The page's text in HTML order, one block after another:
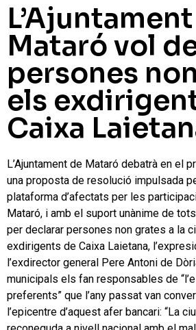
Mataró vol
persones
els
Caixa
L’Ajuntament de Mataró debatrà en el
una proposta de resolució impulsada
plataforma d’afectats per les
Mataró, i amb el suport unànime de
per declarar persones non grates a la
exdirigents de Caixa Laietana,
l’exdirector general Pere Antoni de
municipals els fan responsables de
preferents” que l’any passat van
l’epicentre d’aquest afer bancari: “La